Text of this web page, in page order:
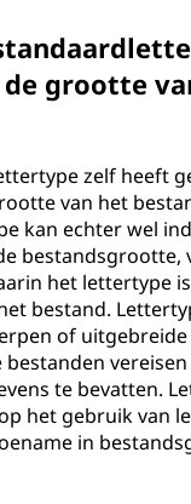
grootte
zelf heeft
van het
kan echter wel
bestandsgrootte,
het lettertype
bestand.
of
te bevatten.
het gebruik van
in